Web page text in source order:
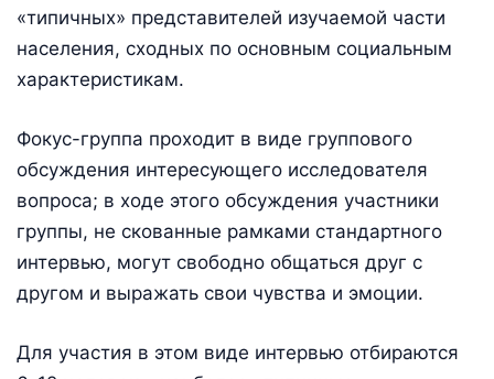
«типичных» представителей изучаемой части
населения, сходных по основным социальным
характеристикам.
Фокус-группа проходит в виде группового
обсуждения интересующего исследователя
вопроса; в ходе этого обсуждения участники
группы, не скованные рамками стандартного
интервью, могут свободно общаться друг с
другом и выражать свои чувства и эмоции.
Для участия в этом виде интервью отбираются